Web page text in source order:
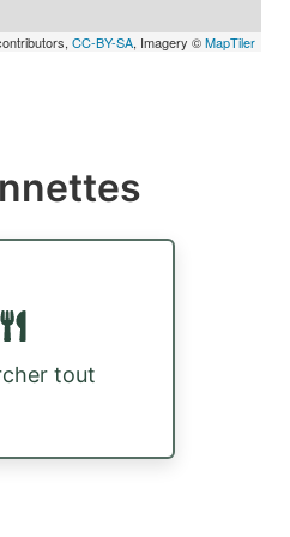
CC-BY-SA, Imagery ©MapTiler
tout